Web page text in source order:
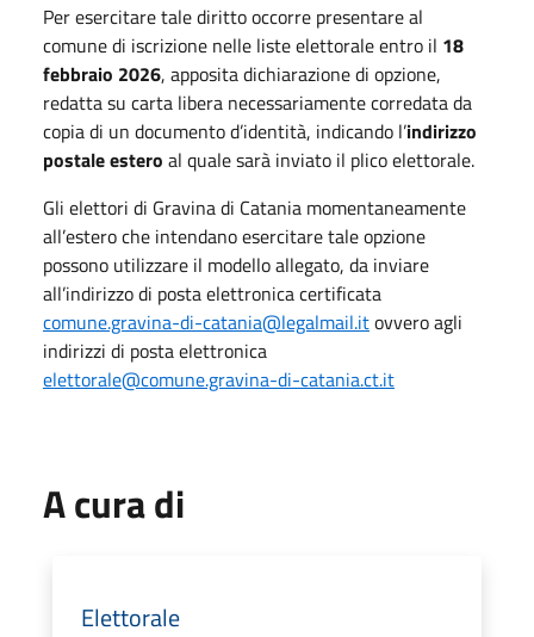
Per esercitare tale diritto occorre presentare al
comune di iscrizione nelle liste elettorale entro il 18
febbraio 2026, apposita dichiarazione di opzione,
redatta su carta libera necessariamente corredata da
copia di un documento d’identità, indicando l’indirizzo
postale estero al quale sarà inviato il plico elettorale.
Gli elettori di Gravina di Catania momentaneamente
all’estero che intendano esercitare tale opzione
possono utilizzare il modello allegato, da inviare
all’indirizzo di posta elettronica certificata
comune.gravina-di-catania@legalmail.itovvero agli
indirizzi di posta elettronica
elettorale@comune.gravina-di-catania.ct.it
A cura di
Elettorale